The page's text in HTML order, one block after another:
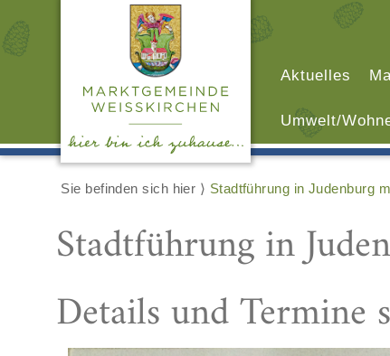
Aktuelles
Umwelt/
Sie befinden sich hier ⟩ Stadtführung in Judenburg
Stadtführung in
Details und Termine